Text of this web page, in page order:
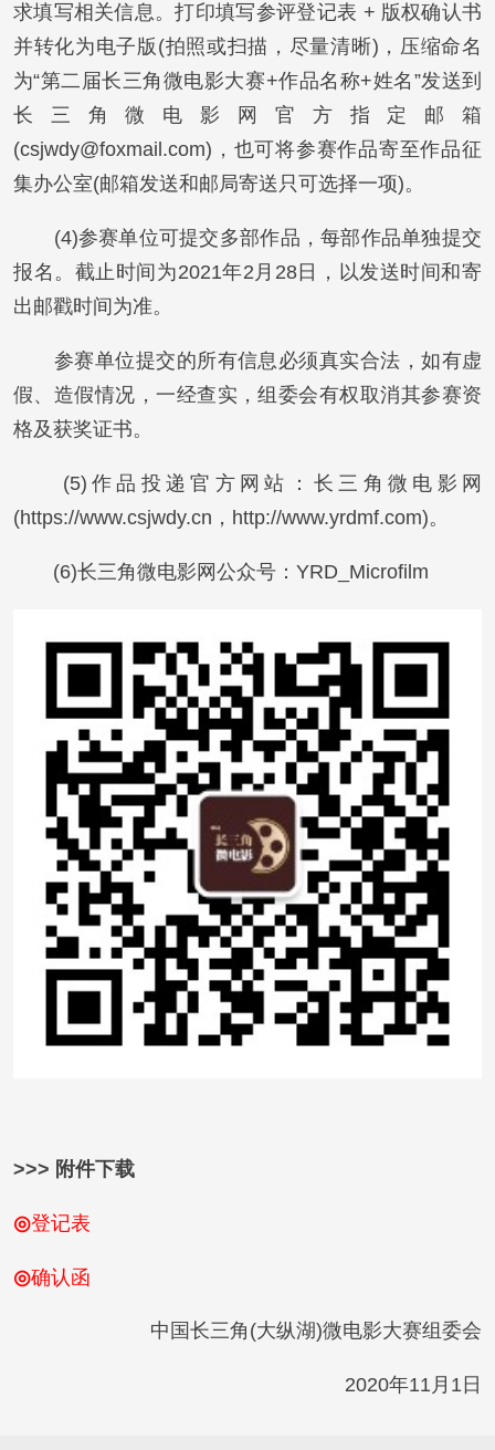
求填写相关信息。打印填写参评登记表 + 版权确认书
并转化为电子版(拍照或扫描，尽量清晰)，压缩命名
为“第二届长三角微电影大赛+作品名称+姓名”发送到
长三角微电影网官方指定邮箱
(csjwdy@foxmail.com)，也可将参赛作品寄至作品征
集办公室(邮箱发送和邮局寄送只可选择一项)。
(4)参赛单位可提交多部作品，每部作品单独提交
报名。截止时间为2021年2月28日，以发送时间和寄
出邮戳时间为准。
参赛单位提交的所有信息必须真实合法，如有虚
假、造假情况，一经查实，组委会有权取消其参赛资
格及获奖证书。
(5)作品投递官方网站：长三角微电影网
(https://www.csjwdy.cn，http://www.yrdmf.com)。
(6)长三角微电影网公众号：YRD_Microfilm
>>> 附件下载
◎登记表
◎确认函
中国长三角(大纵湖)微电影大赛组委会
2020年11月1日